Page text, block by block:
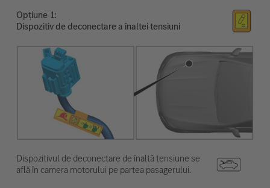
Opțiune
Dispozitiv de deconectare a înaltei tensiuni
Dispozitivul de deconectare de înaltă tensiune se
află în camera motorului pe partea pasagerului.